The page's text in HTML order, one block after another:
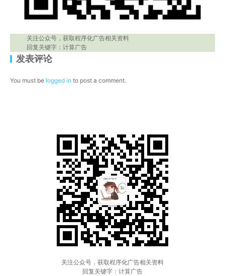
关注公众号，获取程序化广告相关资料
回复关键字：计算广告
发表评论
You must be logged in to post a comment.
关注公众号，获取程序化广告相关资料
回复关键字：计算广告